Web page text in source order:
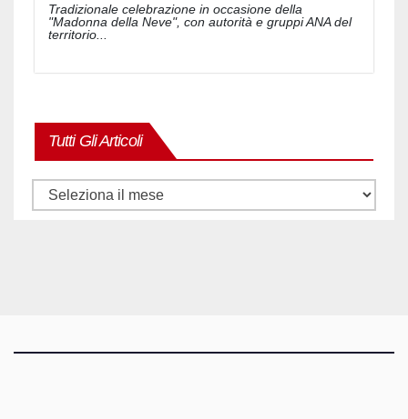
Tradizionale celebrazione in occasione della
"Madonna della Neve", con autorità e gruppi ANA del
territorio...
Tutti Gli Articoli
Tutti